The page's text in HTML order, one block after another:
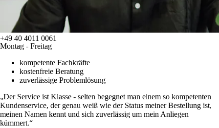
+49 40 4011 0061
Montag - Freitag
kompetente Fachkräfte
kostenfreie Beratung
zuverlässige Problemlösung
Der Service ist Klasse - selten begegnet man einem so kompetenten
Kundenservice, der genau weiß wie der Status meiner Bestellung ist,
meinen Namen kennt und sich zuverlässig um mein Anliegen
kümmert.